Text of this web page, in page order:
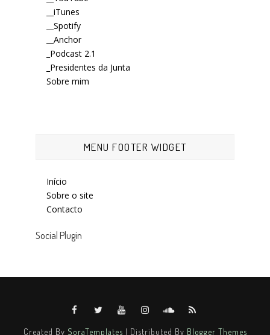
__iTunes
__Spotify
__Anchor
_Podcast 2.1
_Presidentes da Junta
Sobre mim
MENU FOOTER WIDGET
Início
Sobre o site
Contacto
Social Plugin
Created By SoraTemplates | Distributed By Blogger Themes